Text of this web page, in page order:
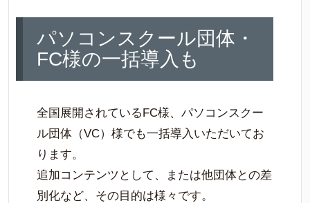
パソコンスクール団体・
FC様の一括導入も
全国展開されているFC様、パソコンスクー
ル団体（VC）様でも一括導入いただいてお
ります。
追加コンテンツとして、または他団体との差
別化など、その目的は様々です。